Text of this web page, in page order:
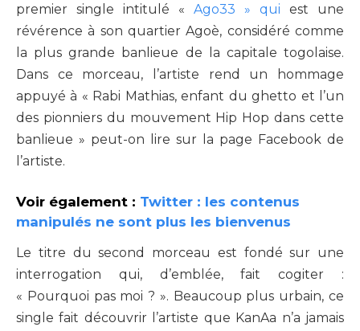
premier single intitulé « Ago33 » qui est une
révérence à son quartier Agoè, considéré comme
la plus grande banlieue de la capitale togolaise.
Dans ce morceau, l’artiste rend un hommage
appuyé à « Rabi Mathias, enfant du ghetto et l’un
des pionniers du mouvement Hip Hop dans cette
banlieue » peut-on lire sur la page Facebook de
l’artiste.
Voir également : Twitter : les contenus
manipulés ne sont plus les bienvenus
Le titre du second morceau est fondé sur une
interrogation qui, d’emblée, fait cogiter :
« Pourquoi pas moi ? ». Beaucoup plus urbain, ce
single fait découvrir l’artiste que KanAa n’a jamais